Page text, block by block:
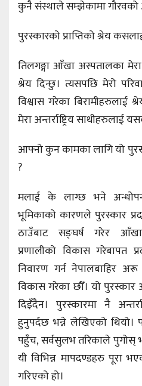
कुनै संस्थाले सम्झेकामा
पुरस्कारको प्राप्तिको श्रेय
तिलगङ्गा आँखा अस्पतालका
श्रेय दिन्छु। त्यसपछि मेरो
विश्वास गरेका बिरामीहरुलाई
मेरा अन्तर्राष्ट्रिय साथीहरुलाई
आफ्नो कुन कामका लागि यो
?
मलाई के लाग्छ भने
भूमिकाको कारणले पुरस्कार
ठाउँबाट सङ्घर्ष गरेर
प्रणालीको विकास गरेबापत
निवारण गर्न नेपालबाहिर
विकास गरेका छौँ। यो पुरस्कार
दिइँदैन। पुरस्कारमा नै
हुनुपर्दछ भन्ने लेखिएको थियो।
पहुँच, सर्वसुलभ तरिकाले पुगोस्
यी विभिन्न मापदण्डहरु पूरा
गरिएको हो।